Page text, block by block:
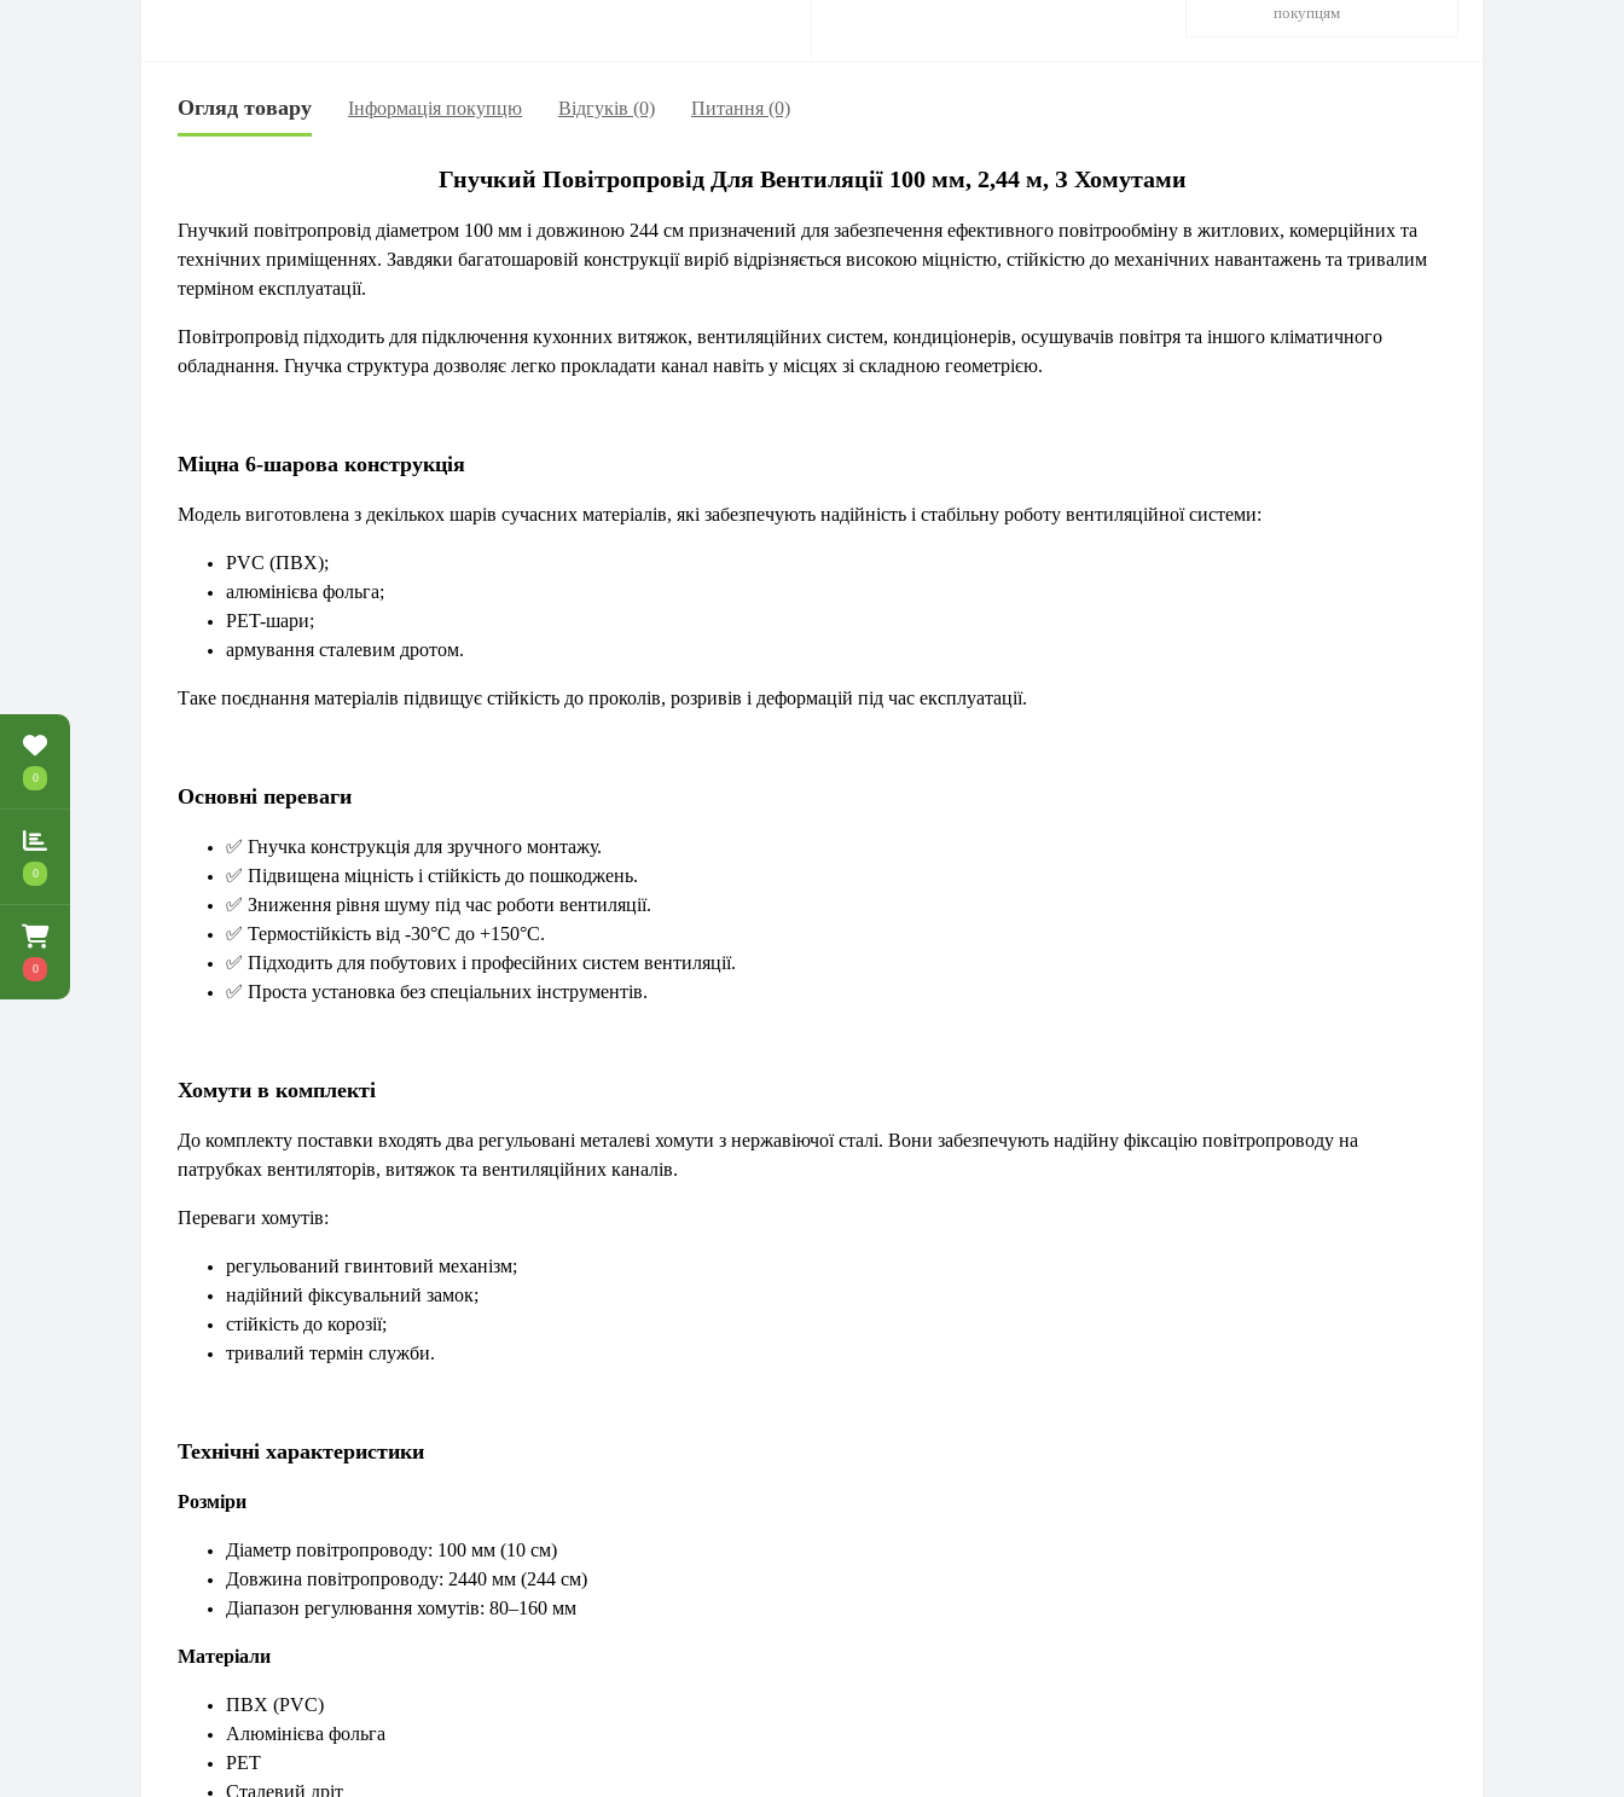
0
0
0
покупцям
Огляд товару Інформація покупцю Відгуків (0) Питання (0)
Гнучкий Повітропровід Для Вентиляції 100 мм, 2,44 м, З Хомутами
Гнучкий повітропровід діаметром 100 мм і довжиною 244 см призначений для забезпечення ефективного повітрообміну в житлових, комерційних та
технічних приміщеннях. Завдяки багатошаровій конструкції виріб відрізняється високою міцністю, стійкістю до механічних навантажень та тривалим
терміном експлуатації.
Повітропровід підходить для підключення кухонних витяжок, вентиляційних систем, кондиціонерів, осушувачів повітря та іншого кліматичного
обладнання. Гнучка структура дозволяє легко прокладати канал навіть у місцях зі складною геометрією.
Міцна 6-шарова конструкція
Модель виготовлена з декількох шарів сучасних матеріалів, які забезпечують надійність і стабільну роботу вентиляційної системи:
PVC (ПВХ);
алюмінієва фольга;
PET-шари;
армування сталевим дротом.
Таке поєднання матеріалів підвищує стійкість до проколів, розривів і деформацій під час експлуатації.
Основні переваги
✅ Гнучка конструкція для зручного монтажу.
✅ Підвищена міцність і стійкість до пошкоджень.
✅ Зниження рівня шуму під час роботи вентиляції.
✅ Термостійкість від -30°C до +150°C.
✅ Підходить для побутових і професійних систем вентиляції.
✅ Проста установка без спеціальних інструментів.
Хомути в комплекті
До комплекту поставки входять два регульовані металеві хомути з нержавіючої сталі. Вони забезпечують надійну фіксацію повітропроводу на
патрубках вентиляторів, витяжок та вентиляційних каналів.
Переваги хомутів:
регульований гвинтовий механізм;
надійний фіксувальний замок;
стійкість до корозії;
тривалий термін служби.
Технічні характеристики
Розміри
Діаметр повітропроводу: 100 мм (10 см)
Довжина повітропроводу: 2440 мм (244 см)
Діапазон регулювання хомутів: 80–160 мм
Матеріали
ПВХ (PVC)
Алюмінієва фольга
PET
Сталевий дріт